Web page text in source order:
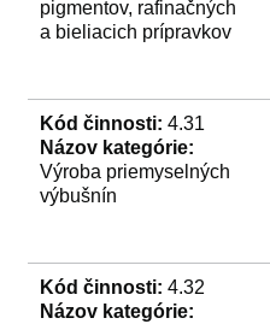
pigmentov, rafinačných
a bieliacich prípravkov
Kód činnosti: 4.31
Názov kategórie:
Výroba priemyselných
výbušnín
Kód činnosti: 4.32
Názov kategórie: